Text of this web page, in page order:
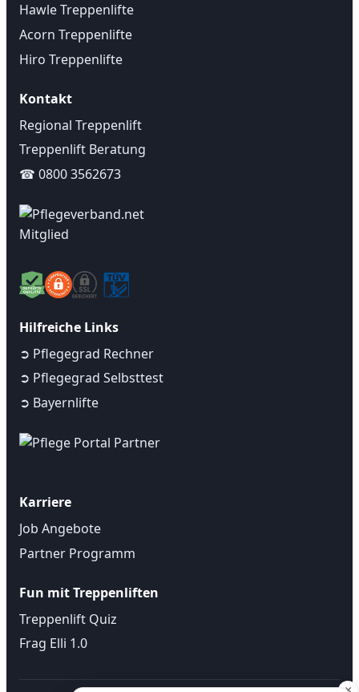
Hawle Treppenlifte
Acorn Treppenlifte
Hiro Treppenlifte
Kontakt
Regional Treppenlift
Treppenlift Beratung
☎ 0800 3562673
Hilfreiche Links
➲ Pflegegrad Rechner
➲ Pflegegrad Selbsttest
➲ Bayernlifte
Karriere
Job Angebote
Partner Programm
Fun mit Treppenliften
Treppenlift Quiz
Frag Elli 1.0